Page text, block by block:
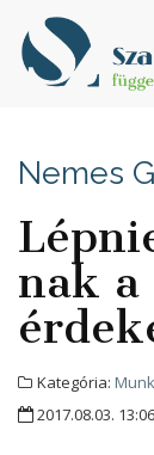
Nemes
nak a
Kategória:
2017.08.03. 13:06